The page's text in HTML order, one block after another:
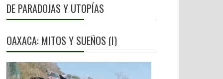
DE PARADOJAS Y UTOPÍAS
OAXACA: MITOS Y SUEÑOS (I)